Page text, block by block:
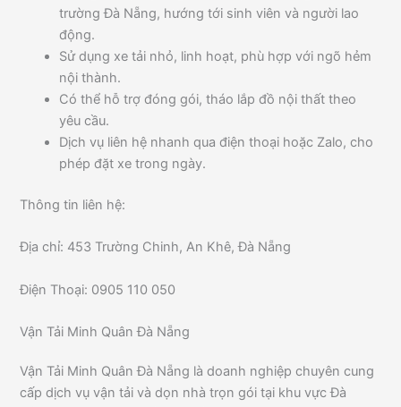
trường Đà Nẵng, hướng tới sinh viên và người lao
động.
Sử dụng xe tải nhỏ, linh hoạt, phù hợp với ngõ hẻm
nội thành.
Có thể hỗ trợ đóng gói, tháo lắp đồ nội thất theo
yêu cầu.
Dịch vụ liên hệ nhanh qua điện thoại hoặc Zalo, cho
phép đặt xe trong ngày.
Thông tin liên hệ:
Địa chỉ: 453 Trường Chinh, An Khê, Đà Nẵng
Điện Thoại: 0905 110 050
Vận Tải Minh Quân Đà Nẵng
Vận Tải Minh Quân Đà Nẵng là doanh nghiệp chuyên cung
cấp dịch vụ vận tải và dọn nhà trọn gói tại khu vực Đà